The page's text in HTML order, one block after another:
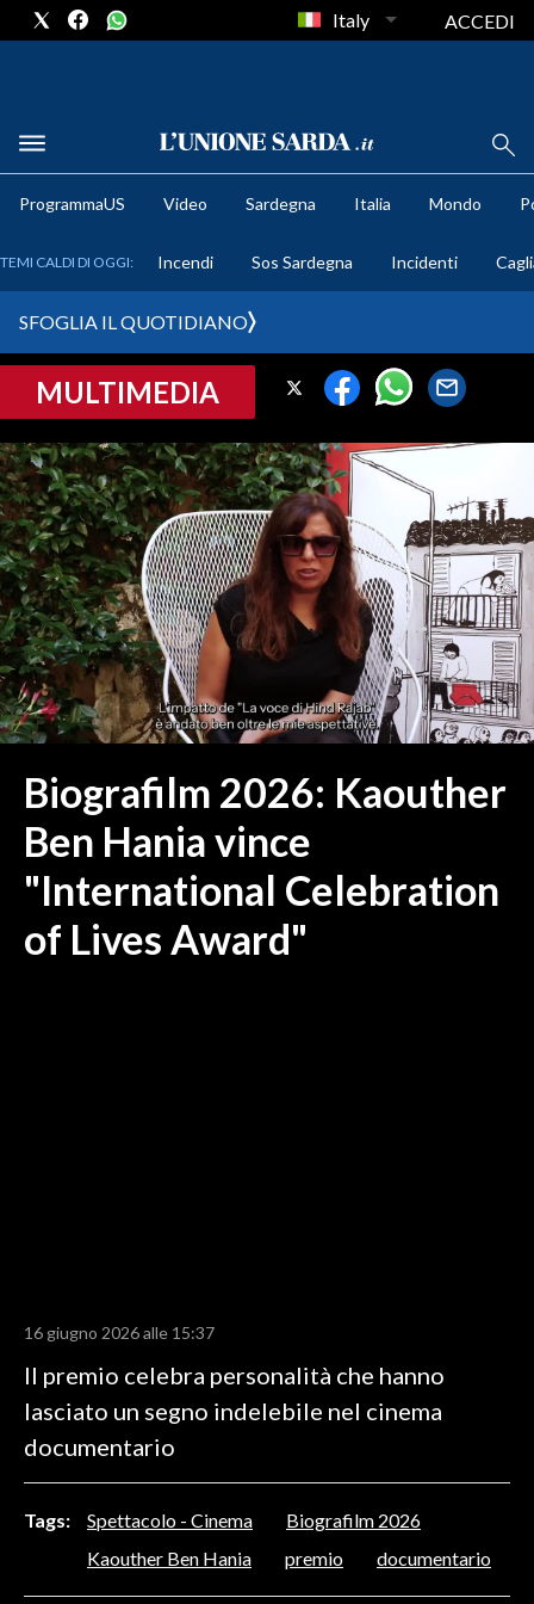
METEO
CRONACA SARDEGNA
PROVINCIA DI CAGLIARI
SULCIS IGLESIENTE
MEDIO CAMPIDANO
ORISTANO E PROVINCIA
SASSARI E PROVINCIA
GALLURA
NUORO E PROVINCIA
OGLIASTRA
CRONACA
ITALIA
MONDO
POLITICA
CALCIO
CULTURA
Italy ACCEDI
ProgrammaUS Video Sardegna Italia Mondo
TEMI CALDI DI OGGI: Incendi Sos Sardegna Incidenti
SFOGLIA IL QUOTIDIANO
MULTIMEDIA
Biografilm 2026: Kaouther
Ben Hania vince
"International Celebration
of Lives Award"
16 giugno 2026 alle 15:37
Il premio celebra personalità che hanno
lasciato un segno indelebile nel cinema
documentario
Tags: Spettacolo - Cinema
Biografilm 2026
Kaouther Ben Hania
premio documentario